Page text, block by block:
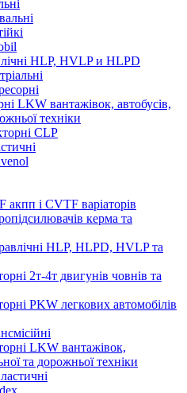
HLP, HVLP и HLPD
LKW вантажівок, автобусів,
техніки
CLP
і CVTF варіаторів
керма та
HLP, HLPD, HVLP та
2т-4т двигунів човнів та
PKW легкових автомобілів
LKW вантажівок,
та дорожньої техніки